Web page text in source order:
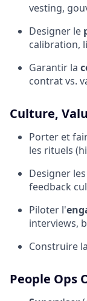
vesting,
Designer le
calibration,
Garantir la
contrat vs.
Culture,
Porter et
les rituels
Designer les
feedback
Piloter l'
interviews,
Construire la
People Ops